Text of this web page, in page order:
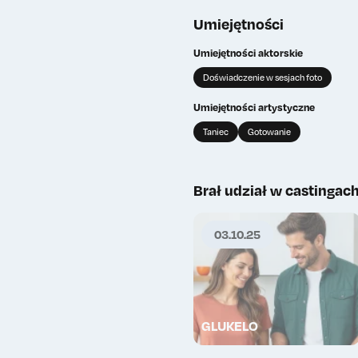
Umiejętności
Umiejętności aktorskie
Doświadczenie w sesjach foto
Umiejętności artystyczne
Taniec Gotowanie
Brał udział w
03.10.25
GLUKELO